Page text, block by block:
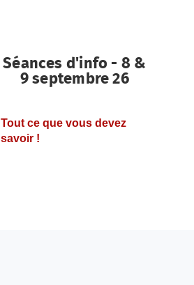
Séances d'info - 8 &
9 septembre 26
Tout ce que vous devez
savoir !